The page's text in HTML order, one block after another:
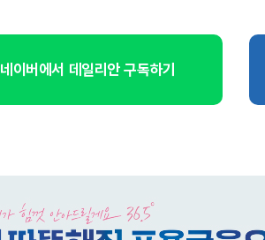
네이버에서 데일리안 구독하기